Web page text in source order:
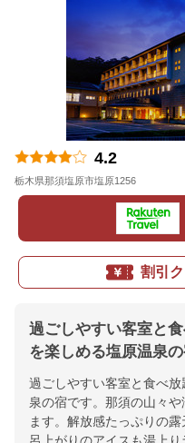
4.2
栃木県那須塩原市塩原1256
割引
過ごしやすい客室と
を楽しめる塩原温泉
過ごしやすい客室と食べ放
泉の宿です。那須の山々
ます。解放感たっぷりの